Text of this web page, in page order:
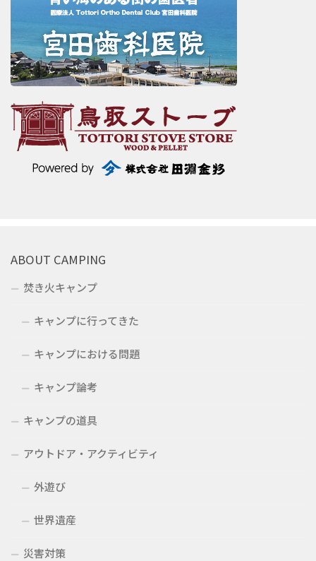
ABOUT CAMPING
焚き火キャンプ
キャンプに行ってきた
キャンプにおける問題
キャンプ論考
キャンプの道具
アウトドア・アクティビティ
外遊び
世界遺産
災害対策